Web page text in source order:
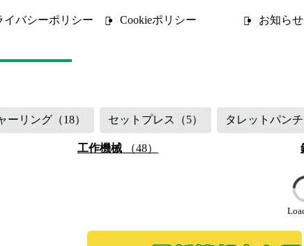
イバシーポリシー Cookieポリシー お知らせ
ーリング （18） セットプレス （5） タレットパン
工作機械 （48）